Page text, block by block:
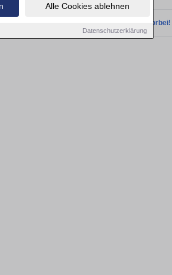
Alle Cookies ablehnen
Datenschutzerklärung
Objekte finden. Schauen Sie bald wieder vorbei!